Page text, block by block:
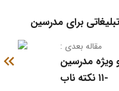
برای مدرسین
: مقاله بعدی
ویژه مدرسین
-۱۱ نکته ناب